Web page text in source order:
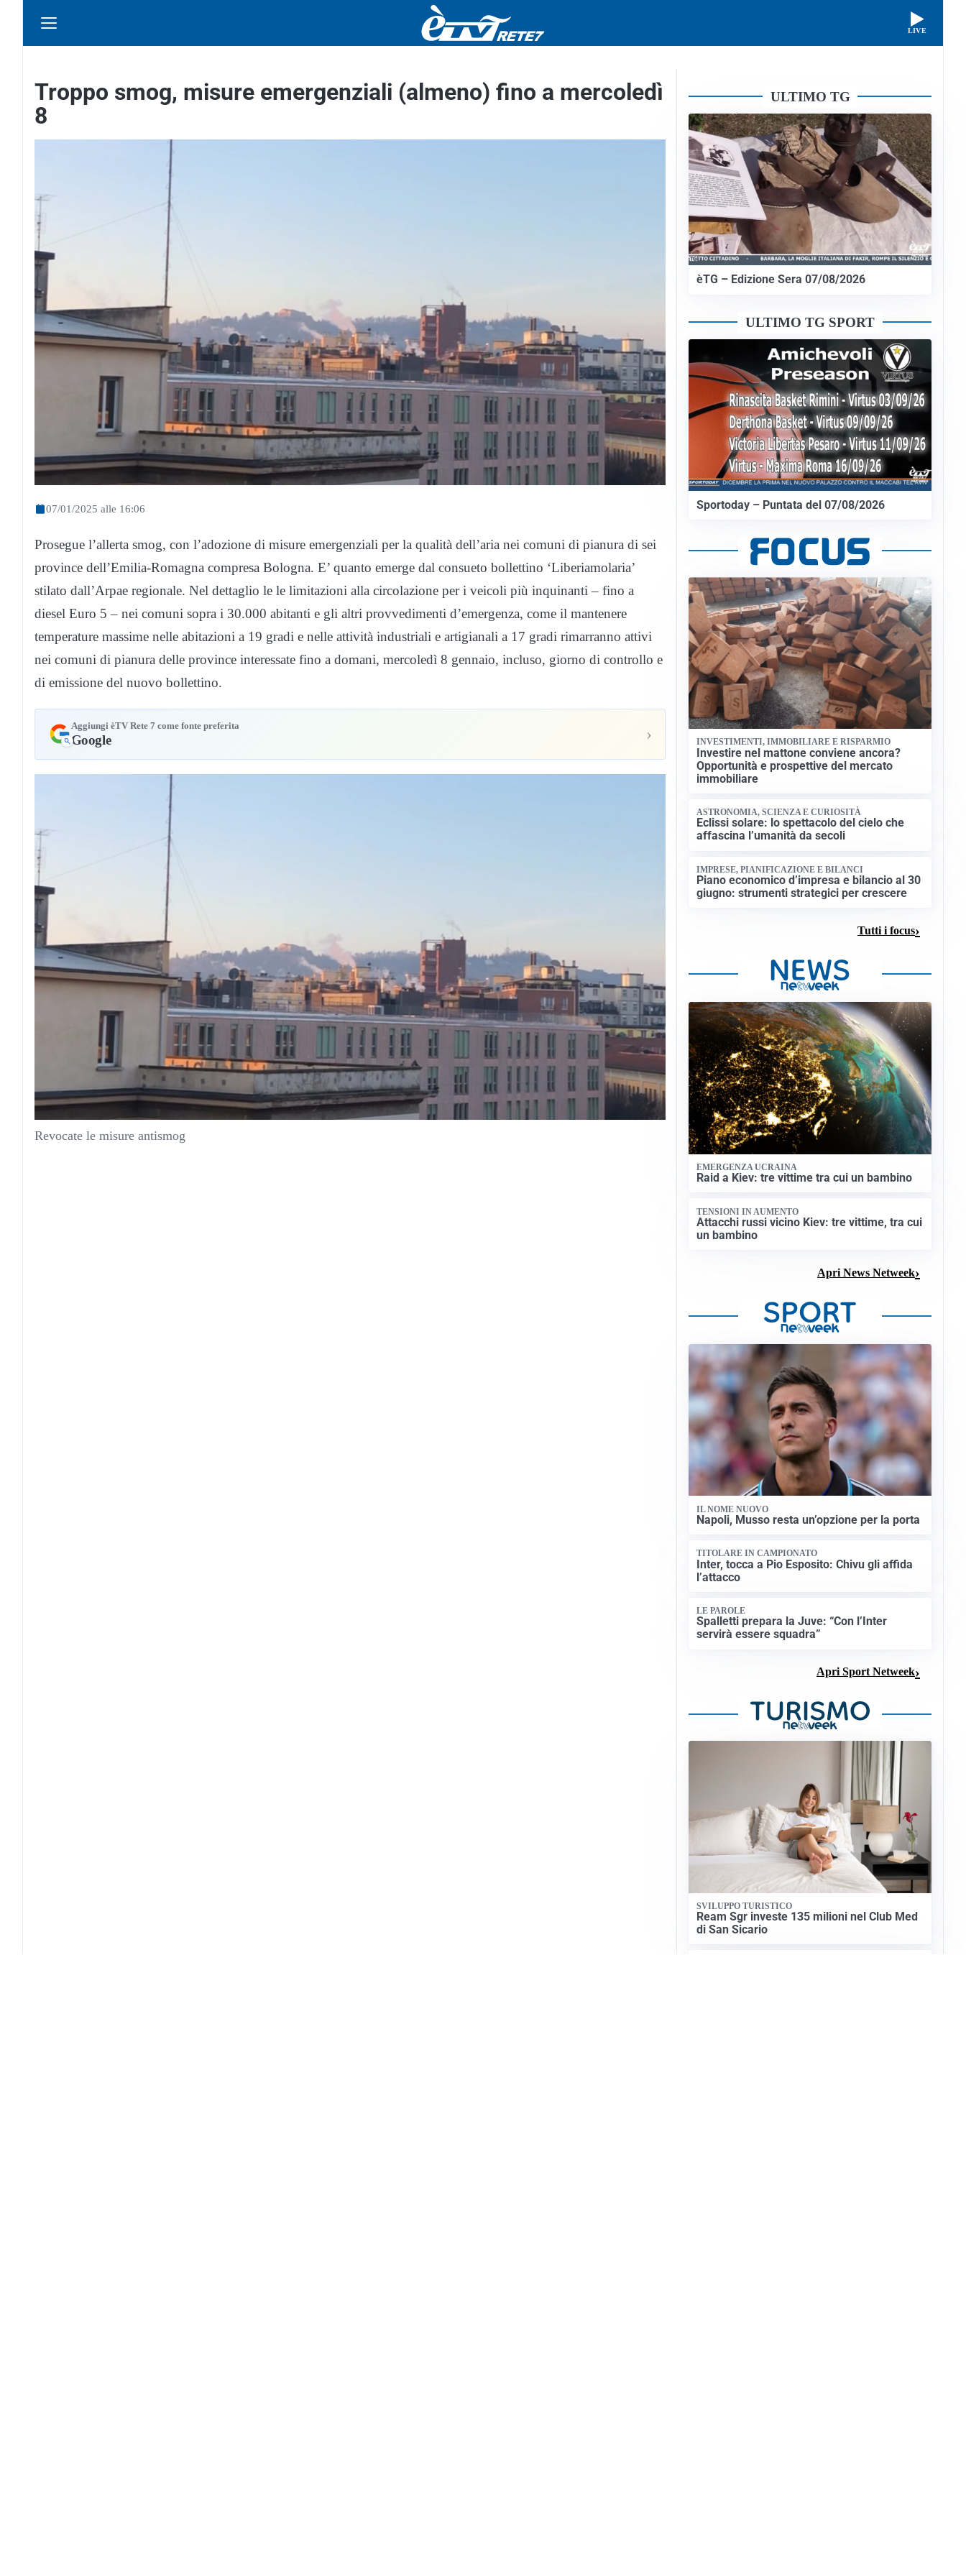
LIVE
Troppo smog, misure emergenziali (almeno) fino a mercoledì
8
07/01/2025 alle 16:06
Prosegue l’allerta smog, con l’adozione di misure emergenziali per la qualità dell’aria nei comuni di pianura di sei
province dell’Emilia-Romagna compresa Bologna. E’ quanto emerge dal consueto bollettino ‘Liberiamolaria’
stilato dall’Arpae regionale. Nel dettaglio le le limitazioni alla circolazione per i veicoli più inquinanti – fino a
diesel Euro 5 – nei comuni sopra i 30.000 abitanti e gli altri provvedimenti d’emergenza, come il mantenere
temperature massime nelle abitazioni a 19 gradi e nelle attività industriali e artigianali a 17 gradi rimarranno attivi
nei comuni di pianura delle province interessate fino a domani, mercoledì 8 gennaio, incluso, giorno di controllo e
di emissione del nuovo bollettino.
Aggiungi èTV Rete 7 come fonte preferita
Google ›
Revocate le misure antismog
ULTIMO TG
èTG – Edizione Sera 07/08/2026
ULTIMO TG SPORT
Sportoday – Puntata del 07/08/2026
INVESTIMENTI, IMMOBILIARE E RISPARMIO
Investire nel mattone conviene ancora?
Opportunità e prospettive del mercato
immobiliare
ASTRONOMIA, SCIENZA E CURIOSITÀ
Eclissi solare: lo spettacolo del cielo che
affascina l’umanità da secoli
IMPRESE, PIANIFICAZIONE E BILANCI
Piano economico d’impresa e bilancio al 30
giugno: strumenti strategici per crescere
Tutti i focus
EMERGENZA UCRAINA
Raid a Kiev: tre vittime tra cui un bambino
TENSIONI IN AUMENTO
Attacchi russi vicino Kiev: tre vittime, tra cui
un bambino
Apri News Netweek
IL NOME NUOVO
Napoli, Musso resta un’opzione per la porta
TITOLARE IN CAMPIONATO
Inter, tocca a Pio Esposito: Chivu gli affida
l’attacco
LE PAROLE
Spalletti prepara la Juve: “Con l’Inter
servirà essere squadra”
Apri Sport Netweek
SVILUPPO TURISTICO
Ream Sgr investe 135 milioni nel Club Med
di San Sicario